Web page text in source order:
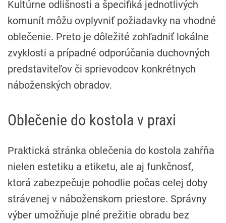
Kultúrne odlišnosti a špecifiká jednotlivých
komunít môžu ovplyvniť požiadavky na vhodné
oblečenie. Preto je dôležité zohľadniť lokálne
zvyklosti a prípadné odporúčania duchovných
predstaviteľov či sprievodcov konkrétnych
náboženských obradov.
Oblečenie do kostola v praxi
Praktická stránka oblečenia do kostola zahŕňa
nielen estetiku a etiketu, ale aj funkčnosť,
ktorá zabezpečuje pohodlie počas celej doby
strávenej v náboženskom priestore. Správny
výber umožňuje plné prežitie obradu bez